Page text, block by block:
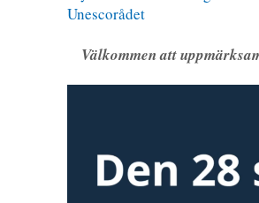
Unescorådet
Välkommen att